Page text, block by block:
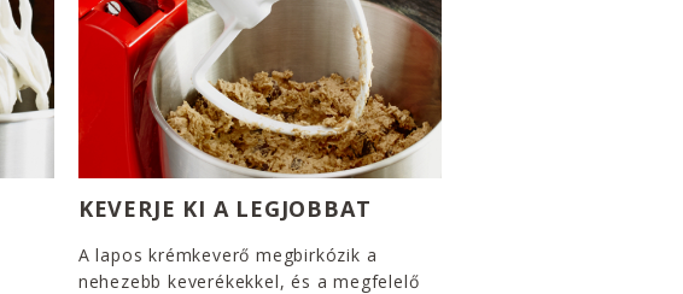
KEVERJE KI A LEGJOBBAT
A lapos krémkeverő megbirkózik a
nehezebb keverékekkel, és a megfelelő